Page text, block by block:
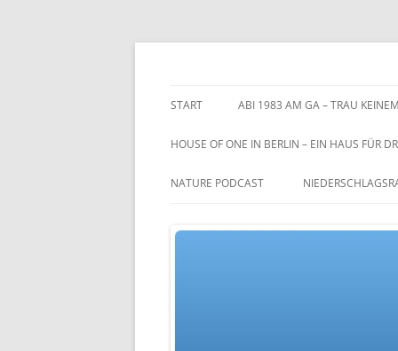
Zum
START ABI 1983 AM GA – TRAU
HOUSE OF ONE IN BERLIN – EIN HAUS FÜR
NATURE PODCAST